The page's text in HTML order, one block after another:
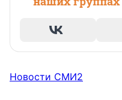
Новости СМИ2